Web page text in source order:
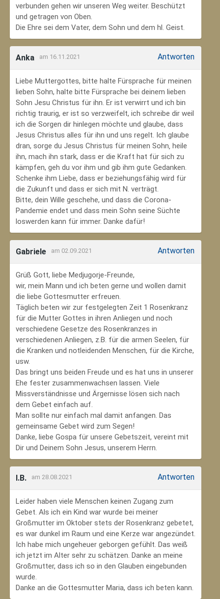
verbunden gehen wir unseren Weg weiter. Beschützt
und getragen von Oben.
Die Ehre sei dem Vater, dem Sohn und dem hl. Geist.
Anka am 16.11.2021 Antworten
Liebe Muttergottes, bitte halte Fürsprache für meinen
lieben Sohn, halte bitte Fürsprache bei deinem lieben
Sohn Jesu Christus für ihn. Er ist verwirrt und ich bin
richtig traurig, er ist so verzweifelt, ich schreibe dir weil
ich die Sorgen dir hinlegen möchte und glaube, dass
Jesus Christus alles für ihn und uns regelt. Ich glaube
dran, sorge du Jesus Christus für meinen Sohn‚ heile
ihn, mach ihn stark, dass er die Kraft hat für sich zu
kämpfen, geh du vor ihm und gib ihm gute Gedanken.
Schenke ihm Liebe, dass er beziehungsfähig wird für
die Zukunft und dass er sich mit N. verträgt.
Bitte, dein Wille geschehe, und dass die Corona-
Pandemie endet und dass mein Sohn seine Süchte
loswerden kann für immer. Danke dafür!
Gabriele am 02.09.2021 Antworten
Grüß Gott, liebe Medjugorje-Freunde,
wir, mein Mann und ich beten gerne und wollen damit
die liebe Gottesmutter erfreuen.
Täglich beten wir zur festgelegten Zeit 1 Rosenkranz
für die Mutter Gottes in ihren Anliegen und noch
verschiedene Gesetze des Rosenkranzes in
verschiedenen Anliegen, z.B. für die armen Seelen, für
die Kranken und notleidenden Menschen, für die Kirche,
usw.
Das bringt uns beiden Freude und es hat uns in unserer
Ehe fester zusammenwachsen lassen. Viele
Missverständnisse und Ärgernisse lösen sich nach
dem Gebet einfach auf.
Man sollte nur einfach mal damit anfangen. Das
gemeinsame Gebet wird zum Segen!
Danke, liebe Gospa für unsere Gebetszeit, vereint mit
Dir und Deinem Sohn Jesus, unserem Herrn.
I.B. am 28.08.2021 Antworten
Leider haben viele Menschen keinen Zugang zum
Gebet. Als ich ein Kind war wurde bei meiner
Großmutter im Oktober stets der Rosenkranz gebetet,
es war dunkel im Raum und eine Kerze war angezündet.
Ich habe mich ungeheuer geborgen gefühlt. Das weiß
ich jetzt im Alter sehr zu schätzen. Danke an meine
Großmutter, dass ich so in den Glauben eingebunden
wurde.
Danke an die Gottesmutter Maria, dass ich beten kann.